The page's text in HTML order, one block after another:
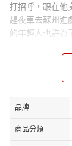
打招呼，跟在他
趕夜車去蘇州進
的年輕人也許為
張軒睿 告別男
青春是最無價
在《我的男孩
品牌
商品分類